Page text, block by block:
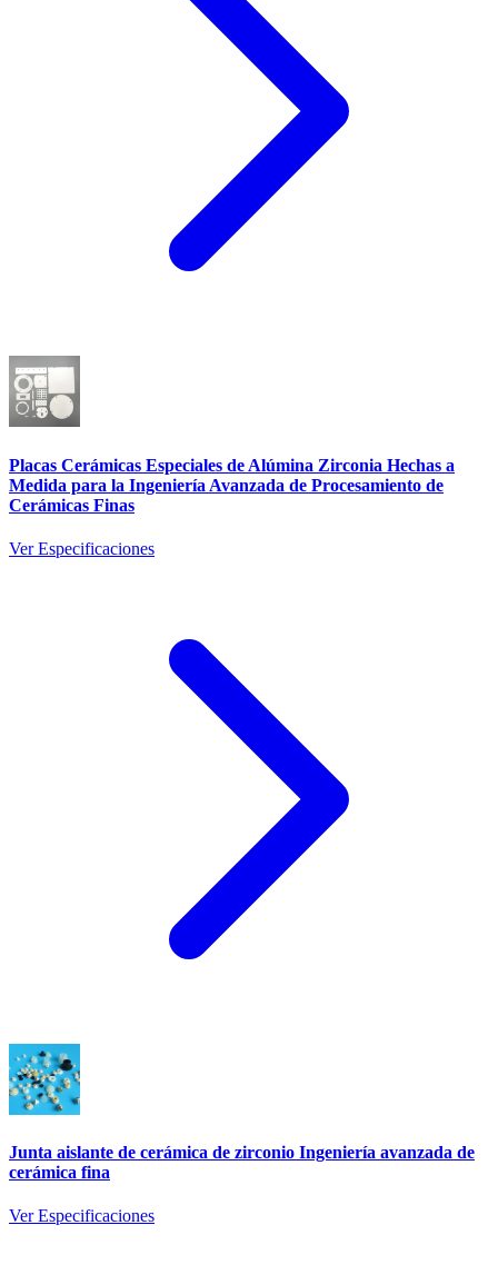
Placas Cerámicas Especiales de Alúmina Zirconia Hechas a
Medida para la Ingeniería Avanzada de Procesamiento de
Cerámicas Finas
Ver Especificaciones
Junta aislante de cerámica de zirconio Ingeniería avanzada de
cerámica fina
Ver Especificaciones